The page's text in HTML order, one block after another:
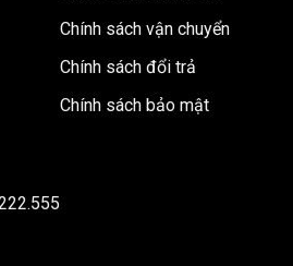
Chính sách vận chuyển
Chính sách đổi trả
Chính sách bảo mật